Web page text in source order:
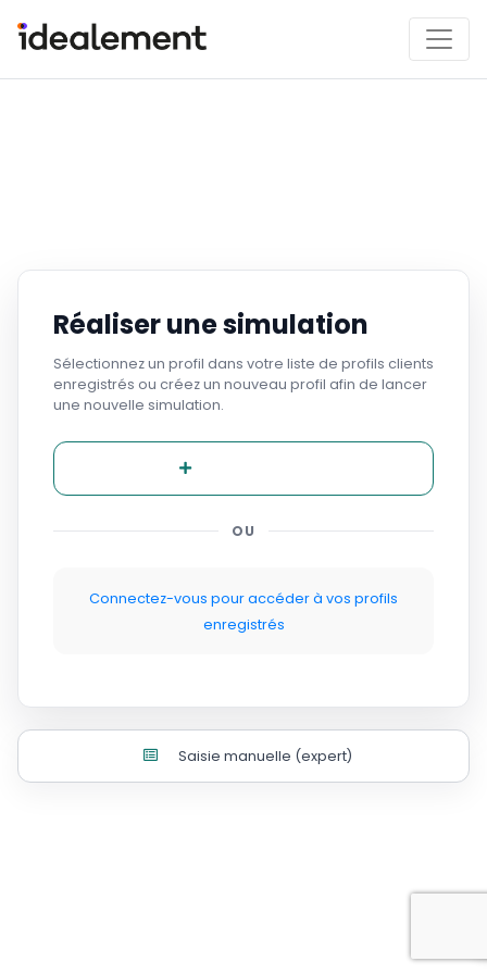
Réaliser une simulation
Sélectionnez un profil dans votre liste de profils clients
enregistrés ou créez un nouveau profil afin de lancer
une nouvelle simulation.
OU
Connectez-vous pour accéder à vos profils
enregistrés
Saisie manuelle (expert)